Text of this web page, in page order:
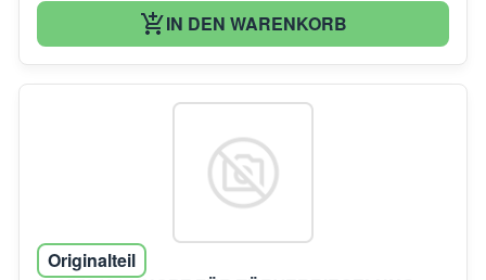
IN DEN WARENKORB
Originalteil